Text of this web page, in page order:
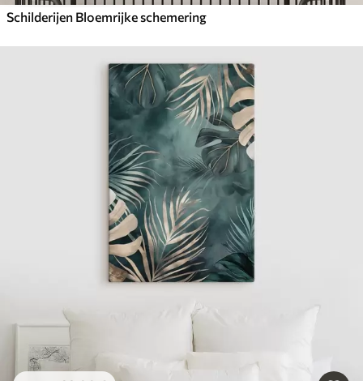
Schilderijen Bloemrijke schemering